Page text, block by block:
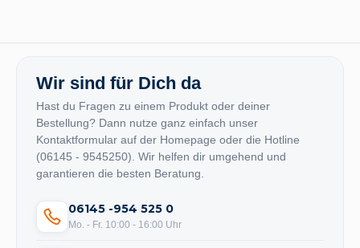
Wir sind für Dich da
Hast du Fragen zu einem Produkt oder deiner
Bestellung? Dann nutze ganz einfach unser
Kontaktformular auf der Homepage oder die Hotline
(06145 - 9545250). Wir helfen dir umgehend und
garantieren die besten Beratung.
06145 -954 525 0
Mo. - Fr. 10:00 - 16:00 Uhr